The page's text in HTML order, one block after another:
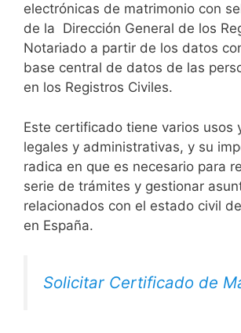
electrónicas de matrimonio con
de la Dirección General de los
Notariado a partir de los datos
base central de datos de las
en los Registros Civiles.
Este certificado tiene varios usos
legales y administrativas, y su
radica en que es necesario para
serie de trámites y gestionar
relacionados con el estado civil
en España.
Solicitar Certificado de